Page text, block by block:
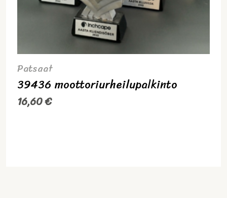
Patsaat
39436 moottoriurheilupalkinto
16,60€